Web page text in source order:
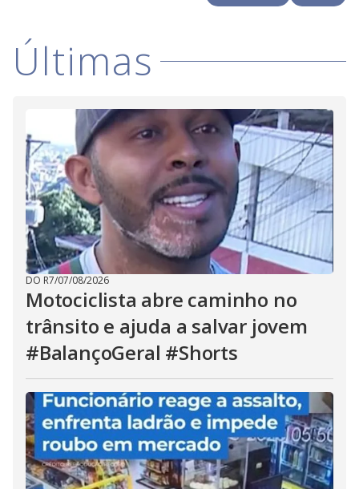
e
o
Últimas
DO R7/07/08/2026
Motociclista abre caminho no
trânsito e ajuda a salvar jovem
#BalançoGeral #Shorts